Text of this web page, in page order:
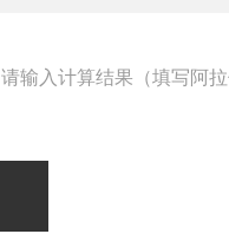
请输入计算结果（填写阿